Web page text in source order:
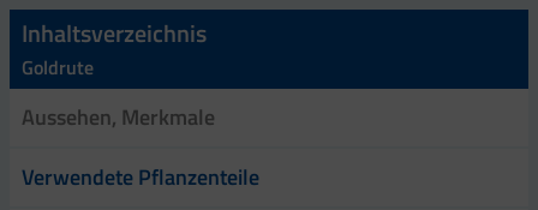
Inhaltsverzeichnis
Goldrute
Aussehen, Merkmale
Verwendete Pflanzenteile